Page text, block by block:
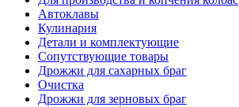
Автоклавы
Кулинария
Детали и комплектующие
Сопутствующие товары
Дрожжи для сахарных браг
Очистка
Дрожжи для зерновых браг